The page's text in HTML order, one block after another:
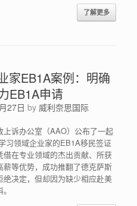
了解更多
家EB1A案例：明确
EB1A申请
27日 by 威利奈思国际
上诉办公室（AAO）公布了一起
习领域企业家的EB1A移民签证
借在专业领域的杰出贡献、所获
等优势，成功推翻了德克萨斯
绝决定，但却因为缺少相应赴美